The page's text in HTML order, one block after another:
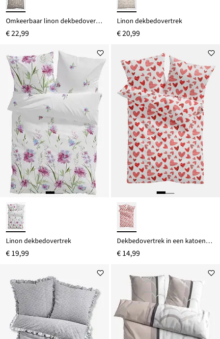
Omkeerbaar linon dekbedovertrek
€ 22,99
Linon dekbedovertrek
€ 20,99
Linon dekbedovertrek
€ 19,99
Dekbedovertrek in een katoenmix
€ 14,99